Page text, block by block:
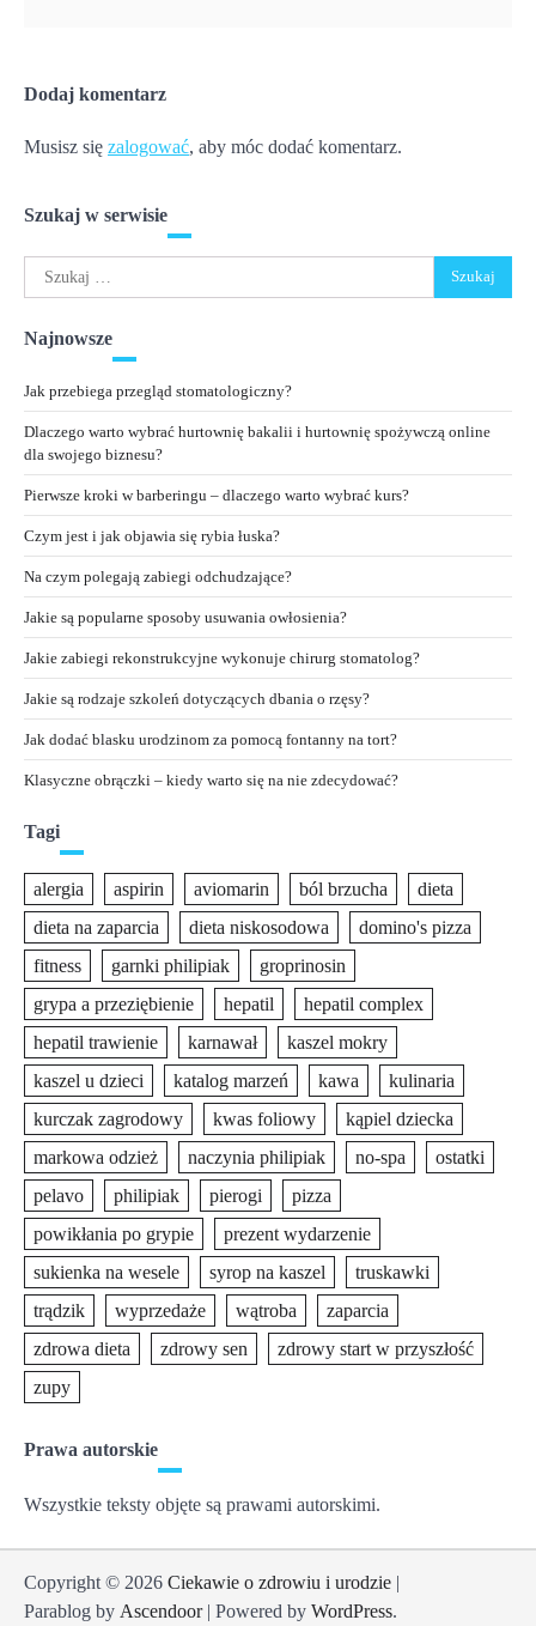
Dodaj komentarz
Musisz się zalogować, aby móc dodać komentarz.
Szukaj w serwisie
Szukaj:
Najnowsze
Jak przebiega przegląd stomatologiczny?
Dlaczego warto wybrać hurtownię bakalii i hurtownię spożywczą online
dla swojego biznesu?
Pierwsze kroki w barberingu – dlaczego warto wybrać kurs?
Czym jest i jak objawia się rybia łuska?
Na czym polegają zabiegi odchudzające?
Jakie są popularne sposoby usuwania owłosienia?
Jakie zabiegi rekonstrukcyjne wykonuje chirurg stomatolog?
Jakie są rodzaje szkoleń dotyczących dbania o rzęsy?
Jak dodać blasku urodzinom za pomocą fontanny na tort?
Klasyczne obrączki – kiedy warto się na nie zdecydować?
Tagi
alergia aspirin aviomarin ból brzucha
dieta
dieta na zaparcia
dieta niskosodowa
domino's pizza
fitness
garnki philipiak
groprinosin
grypa a przeziębienie
hepatil
hepatil complex
hepatil trawienie
karnawał
kaszel mokry
kaszel u dzieci
katalog marzeń kawa
kulinaria
kurczak zagrodowy
kwas foliowy
kąpiel dziecka
markowa odzież
naczynia philipiak no-spa
ostatki
pelavo
philipiak pierogi
pizza
powikłania po grypie
prezent wydarzenie
sukienka na wesele
syrop na kaszel
truskawki
trądzik
wyprzedaże wątroba
zaparcia
zdrowa dieta
zdrowy sen
zdrowy start w przyszłość
zupy
Prawa autorskie
Wszystkie teksty objęte są prawami autorskimi.
Copyright © 2026 Ciekawie o zdrowiu i urodzie |
Parablog by Ascendoor| Powered by WordPress.